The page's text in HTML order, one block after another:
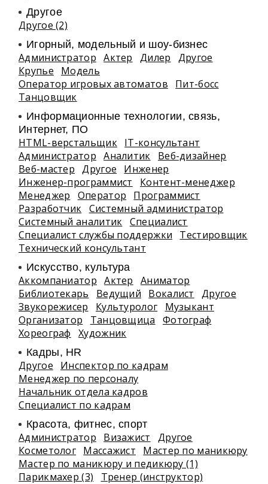
Другое
Другое (2)
Игорный, модельный и шоу-бизнес
Администратор Актер Дилер
Другое
Крупье
Модель
Оператор игровых автоматов
Пит-босс
Танцовщик
Информационные технологии, связь,
Интернет, ПО
HTML-верстальщик IT-консультант
Администратор
Аналитик
Веб-дизайнер
Веб-мастер
Другое
Инженер
Инженер-программист
Контент-менеджер
Менеджер
Оператор
Программист
Разработчик Системный администратор
Системный аналитик Специалист
Специалист службы поддержки
Тестировщик
Технический консультант
Искусство, культура
Аккомпаниатор Актер
Аниматор
Библиотекарь
Ведущий Вокалист
Другое
Звукорежисер
Культуролог
Музыкант
Организатор
Танцовщица
Фотограф
Хореограф
Художник
Кадры, HR
Другое
Инспектор по кадрам
Менеджер по персоналу
Начальник отдела кадров
Специалист по кадрам
Красота, фитнес, спорт
Администратор Визажист
Другое
Косметолог Массажист
Мастер по маникюру
Мастер по маникюру и педикюру (1)
Парикмахер (3)
Тренер (инструктор)